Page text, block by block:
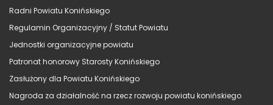
Radni Powiatu Konińskiego
Regulamin Organizacyjny / Statut Powiatu
Jednostki organizacyjne powiatu
Patronat honorowy Starosty Konińskiego
Zasłużony dla Powiatu Konińskiego
Nagroda za działalność na rzecz rozwoju powiatu konińskiego